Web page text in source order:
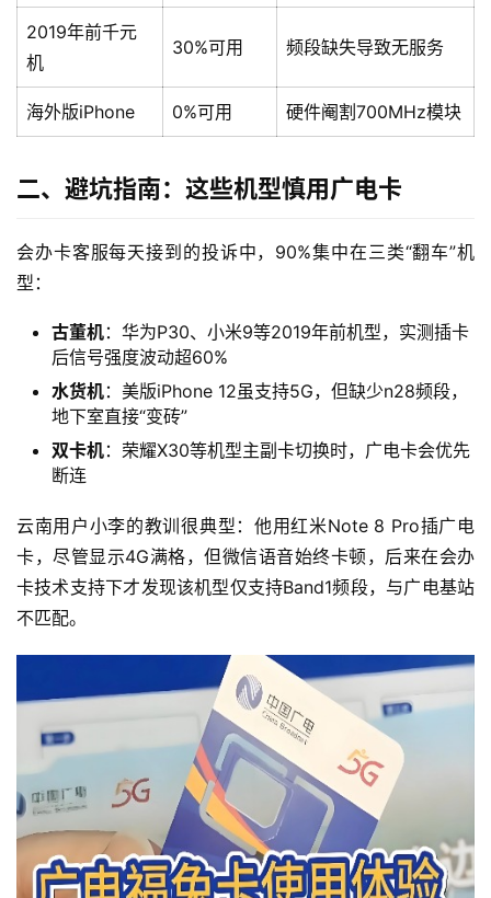
2019年前千元
机
30%可用 频段缺失导致无服务
海外版iPhone 0%可用 硬件阉割700MHz模块
二、避坑指南：这些机型慎用广电卡
会办卡客服每天接到的投诉中，90%集中在三类“翻车”机
型：
古董机：华为P30、小米9等2019年前机型，实测插卡
后信号强度波动超60%
水货机：美版iPhone 12虽支持5G，但缺少n28频段，
地下室直接“变砖”
双卡机：荣耀X30等机型主副卡切换时，广电卡会优先
断连
云南用户小李的教训很典型：他用红米Note 8 Pro插广电
卡，尽管显示4G满格，但微信语音始终卡顿，后来在会办
卡技术支持下才发现该机型仅支持Band1频段，与广电基站
不匹配。